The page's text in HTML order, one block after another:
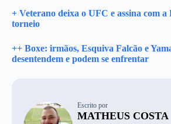
+ Veterano deixa o UFC e assina com
torneio
++ Boxe: irmãos, Esquiva Falcão e
desentendem e podem se enfrentar
Escrito por
MATHEUS COSTA